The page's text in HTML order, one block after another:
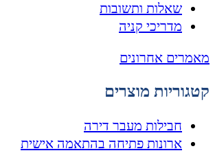
שאלות ותשובות
מדריכי קניה
מאמרים אחרונים
קטגוריות מוצרים
חבילות מעבר דירה
ארונות פתיחה בהתאמה אישית